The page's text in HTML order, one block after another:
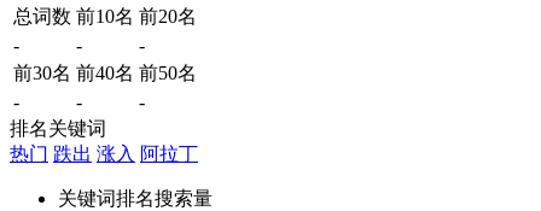
总词数 前10名 前20名
-
-
-
前30名 前40名 前50名
-
-
-
排名关键词
热门 跌出 涨入 阿拉丁
关键词排名搜索量